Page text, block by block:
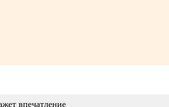
впечатление